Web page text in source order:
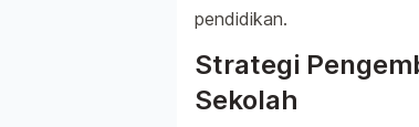
pendidikan.
Strategi
Sekolah